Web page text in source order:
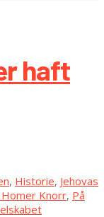
haft
, Historie, Jehovas
Homer Knorr, På